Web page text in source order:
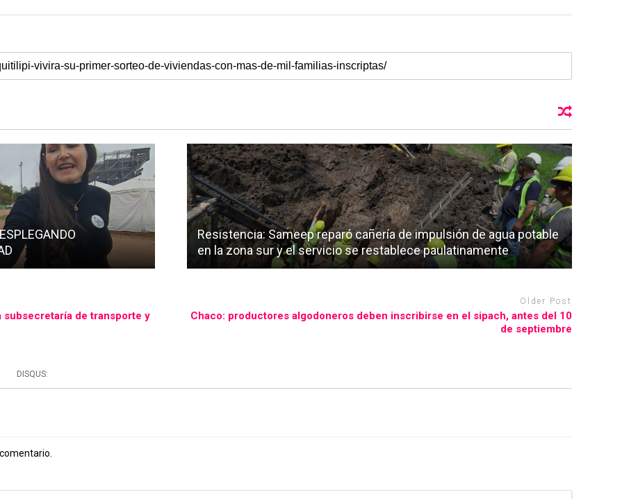
Resistencia: Sameep reparó cañería de impulsión de agua potable
en la zona sur y el servicio se restablece paulatinamente
subsecretaría de transporte y
Older Post
Chaco: productores algodoneros deben inscribirse en el sipach, antes del 10
de septiembre
DISQUS: